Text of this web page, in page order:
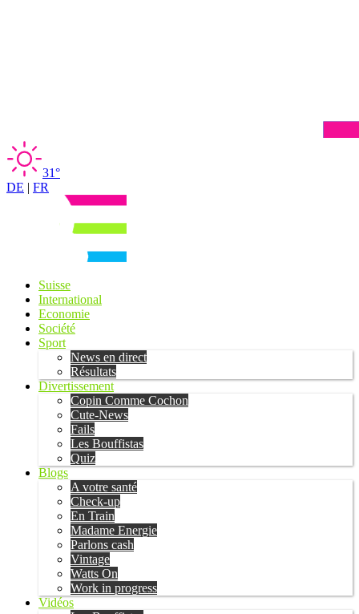
31°
DE | FR
Suisse
International
Economie
Société
Sport
News en direct
Résultats
Divertissement
Copin Comme Cochon
Cute-News
Fails
Les Bouffistas
Quiz
Blogs
A votre santé
Check-up
En Train
Madame Energie
Parlons cash
Vintage
Watts On
Work in progress
Vidéos